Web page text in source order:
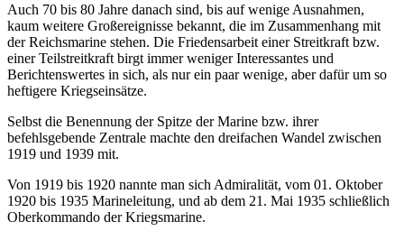
Auch 70 bis 80 Jahre danach sind, bis auf wenige Ausnahmen,
kaum weitere Großereignisse bekannt, die im Zusammenhang mit
der Reichsmarine stehen. Die Friedensarbeit einer Streitkraft bzw.
einer Teilstreitkraft birgt immer weniger Interessantes und
Berichtenswertes in sich, als nur ein paar wenige, aber dafür um so
heftigere Kriegseinsätze.
Selbst die Benennung der Spitze der Marine bzw. ihrer
befehlsgebende Zentrale machte den dreifachen Wandel zwischen
1919 und 1939 mit.
Von 1919 bis 1920 nannte man sich Admiralität, vom 01. Oktober
1920 bis 1935 Marineleitung, und ab dem 21. Mai 1935 schließlich
Oberkommando der Kriegsmarine.